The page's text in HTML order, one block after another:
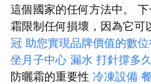
這個國家的任何方法中。
霜限制任何損壞，因為它可
冠 助您實現品牌價值的數
坐月子中心 漏水 打針撐多久
防曬霜的重要性 冷凍設備